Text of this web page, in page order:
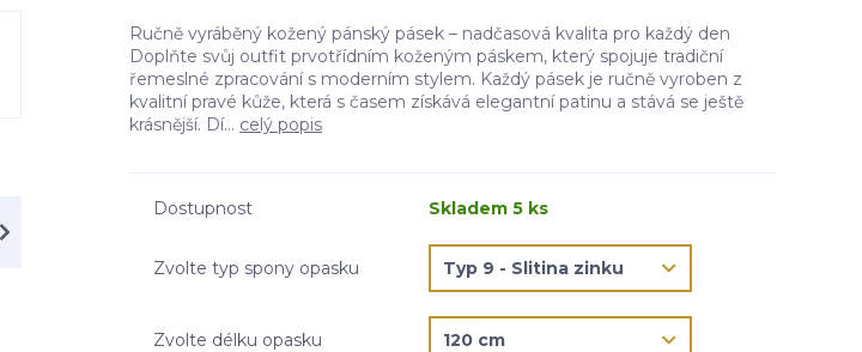
Ručně vyráběný kožený pánský pásek – nadčasová kvalita pro každý den
Doplňte svůj outfit prvotřídním koženým páskem, který spojuje tradiční
řemeslné zpracování s moderním stylem. Každý pásek je ručně vyroben z
kvalitní pravé kůže, která s časem získává elegantní patinu a stává se ještě
krásnější. Dí... celý popis
Dostupnost Skladem 5 ks
Zvolte typ spony opasku
Zvolte délku opasku